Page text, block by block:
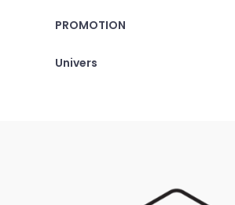
PROMOTION
Univers